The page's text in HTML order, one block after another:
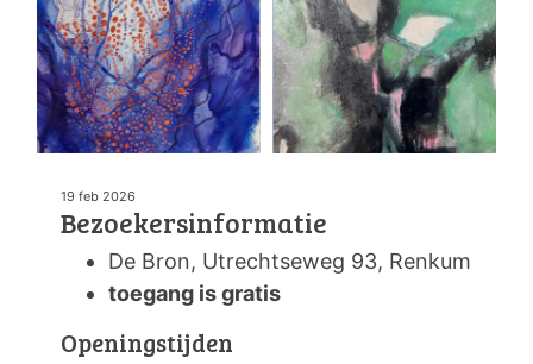
19 feb 2026
Bezoekersinformatie
De Bron, Utrechtseweg 93, Renkum
toegang is gratis
Openingstijden